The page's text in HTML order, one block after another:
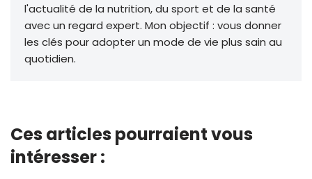
l'actualité de la nutrition, du sport et de la santé
avec un regard expert. Mon objectif : vous donner
les clés pour adopter un mode de vie plus sain au
quotidien.
Ces articles pourraient vous
intéresser :